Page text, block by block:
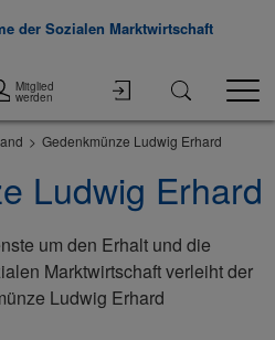
der Sozialen Marktwirtschaft
Mitglied
werden
Gedenkmünze Ludwig Erhard
Ludwig Erhard
um den Erhalt und die
Marktwirtschaft verleiht der
Ludwig Erhard